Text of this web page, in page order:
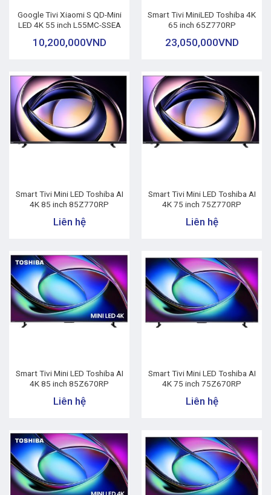
Google Tivi Xiaomi S QD-Mini
LED 4K 55 inch L55MC-SSEA
10,200,000VND
Smart Tivi MiniLED Toshiba 4K
65 inch 65Z770RP
23,050,000VND
Smart Tivi Mini LED Toshiba AI
4K 85 inch 85Z770RP
Liên hệ
Smart Tivi Mini LED Toshiba AI
4K 75 inch 75Z770RP
Liên hệ
Smart Tivi Mini LED Toshiba AI
4K 85 inch 85Z670RP
Liên hệ
Smart Tivi Mini LED Toshiba AI
4K 75 inch 75Z670RP
Liên hệ